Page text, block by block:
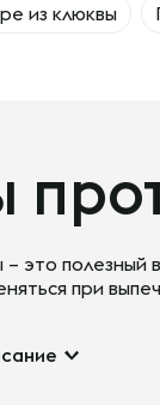
из клюквы
это полезный
при